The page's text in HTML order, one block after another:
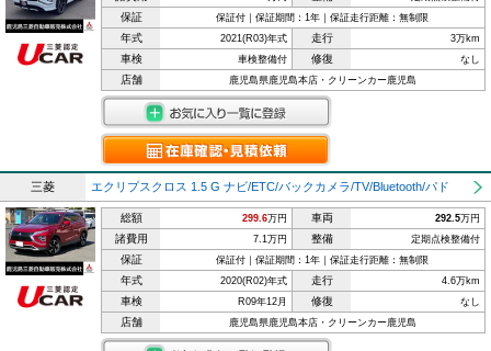
保証 保証付｜保証期間：1年｜保証走行距離：無制限
年式 2021(R03)年式 走行 3万km
車検 車検整備付 修復 なし
店舗 鹿児島県鹿児島本店・クリーンカー鹿児島
三菱 エクリプスクロス 1.5 G ナビ/ETC/バックカメラ/TV/Bluetooth/パド
総額 299.6万円 車両 292.5万円
諸費用 7.1万円 整備 定期点検整備付
保証 保証付｜保証期間：1年｜保証走行距離：無制限
年式 2020(R02)年式 走行 4.6万km
車検 R09年12月 修復 なし
店舗 鹿児島県鹿児島本店・クリーンカー鹿児島